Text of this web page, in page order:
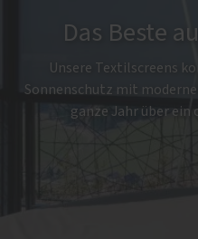
Das Beste
Unsere Textilscreens
Sonnenschutz mit
ganze Jahr über